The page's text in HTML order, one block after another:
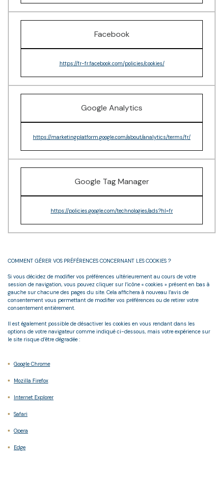
Facebook
https://fr-fr.facebook.com/policies/cookies/
Google Analytics
https://marketingplatform.google.com/about/analytics/terms/fr/
Google Tag Manager
https://policies.google.com/technologies/ads?hl=fr
COMMENT GÉRER VOS PRÉFÉRENCES CONCERNANT LES COOKIES ?
Si vous décidez de modifier vos préférences ultérieurement au cours de votre
session de navigation, vous pouvez cliquer sur l’icône « cookies » présent en bas à
gauche sur chacune des pages du site. Cela affichera à nouveau l’avis de
consentement vous permettant de modifier vos préférences ou de retirer votre
consentement entièrement.
Il est également possible de désactiver les cookies en vous rendant dans les
options de votre navigateur comme indiqué ci-dessous, mais votre expérience sur
le site risque d’être dégradée :
Google Chrome
Mozilla Firefox
Internet Explorer
Safari
Opera
Edge